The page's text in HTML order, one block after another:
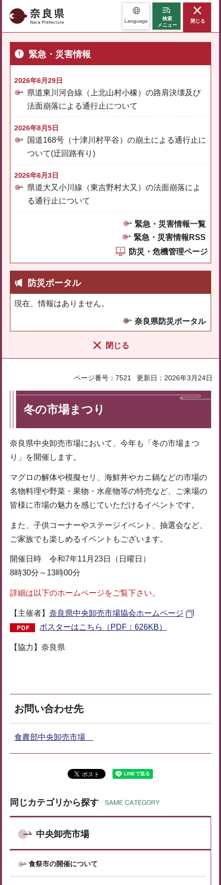
奈良県 Language
検索
メニュー
閉じる
緊急・災害情報
2026年6月29日
県道東川河合線（上北山村小橡）の路肩決壊及び
法面崩落による通行止について
2026年8月5日
国道168号（十津川村平谷）の崩土による通行止に
ついて(迂回路有り)
2026年6月3日
県道大又小川線（東吉野村大又）の法面崩落によ
る通行止について
緊急・災害情報一覧
緊急・災害情報RSS
防災・危機管理ページ
防災ポータル
現在、情報はありません。
奈良県防災ポータル
閉じる
ページ番号：7521 更新日：2026年3月24日
冬の市場まつり
奈良県中央卸売市場において、今年も「冬の市場まつ
り」を開催します。
マグロの解体や模擬セリ、海鮮丼やカニ鍋などの市場の
名物料理や野菜・果物・水産物等の特売など、ご来場の
皆様に市場の魅力を感じていただけるイベントです。
また、子供コーナーやステージイベント、抽選会など、
ご家族でも楽しめるイベントもございます。
開催日時 令和7年11月23日（日曜日）
8時30分～13時00分
詳細は以下のホームページをご覧下さい。
【主催者】 奈良県中央卸売市場協会ホームページ
ポスターはこちら（PDF：626KB）
【協力】奈良県
お問い合わせ先
食農部中央卸売市場
同じカテゴリから探す
中央卸売市場
食祭市の開催について